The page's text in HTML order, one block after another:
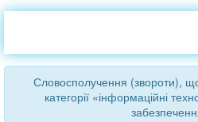
Словосполучення (звороти),
категорії «інформаційні